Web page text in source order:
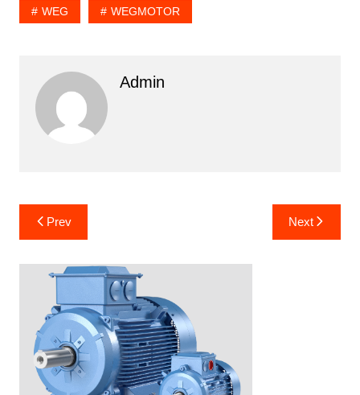
WEG WEGMOTOR
Admin
Post
navigation
Prev Next